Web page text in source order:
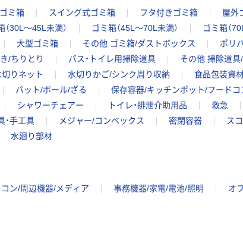
ミ箱 スイング式ゴミ箱 フタ付きゴミ箱 屋外
（30L～45L未満） ゴミ箱（45L～70L未満） ゴミ箱（
大型ゴミ箱 その他 ゴミ箱/ダストボックス ポリ
/ちりとり バス・トイレ用掃除道具 その他 掃除道具
りネット 水切りかご/シンク周り収納 食品包装資
バット/ボール/ざる 保存容器/キッチンポット/フードコ
シャワーチェアー トイレ・排泄介助用品 救急
・手工具 メジャー/コンベックス 密閉容器 ス
水廻り部材
ン/周辺機器/メディア 事務機器/家電/電池/照明 オ